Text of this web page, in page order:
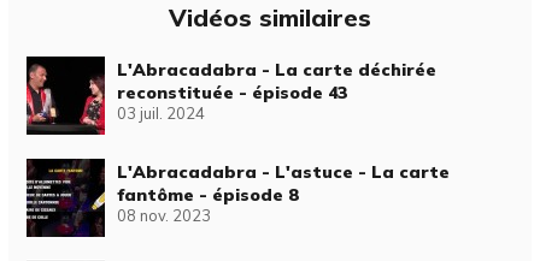
Vidéos similaires
L'Abracadabra - La carte déchirée
reconstituée - épisode 43
03 juil. 2024
L'Abracadabra - L'astuce - La carte
fantôme - épisode 8
08 nov. 2023